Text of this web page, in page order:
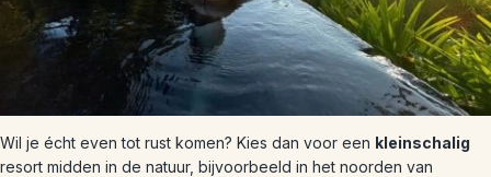
Wil je écht even tot rust komen? Kies dan voor een kleinschalig
resort midden in de natuur, bijvoorbeeld in het noorden van